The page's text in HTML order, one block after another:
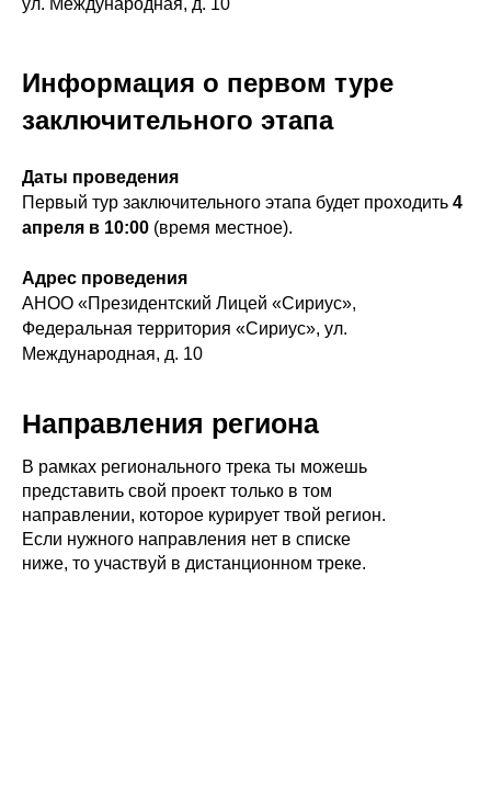
ул. Международная, д. 10
Информация о первом туре
заключительного этапа
Даты проведения
Первый тур заключительного этапа будет проходить 4
апреля в 10:00 (время местное).
Адрес проведения
АНОО «Президентский Лицей «Сириус»,
Федеральная территория «Сириус», ул.
Международная, д. 10
В рамках регионального трека ты можешь
представить свой проект только в том
направлении, которое курирует твой регион.
Если нужного направления нет в списке
ниже, то участвуй в дистанционном треке.
Направления региона